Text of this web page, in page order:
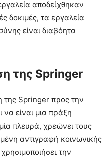
αποδείχθηκαν
δοκιμές, τα εργαλεία
είναι διαβόητα
της Springer
της Springer προς την
είναι μια πράξη
πλευρά, χρεώνει τους
αντιγραφή κοινωνικής
την